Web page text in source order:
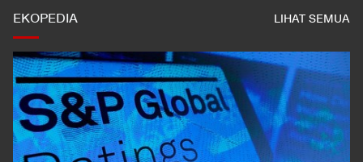
EKOPEDIA LIHAT SEMUA